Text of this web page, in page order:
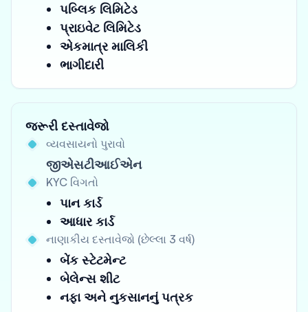
પબ્લિક લિમિટેડ
પ્રાઇવેટ લિમિટેડ
એકમાત્ર માલિકી
ભાગીદારી
જરૂરી દસ્તાવેજો
વ્યવસાયનો પુરાવો
જીએસટીઆઈએન
KYC વિગતો
પાન કાર્ડ
આધાર કાર્ડ
નાણાકીય દસ્તાવેજો (છેલ્લા 3 વર્ષ)
બેંક સ્ટેટમેન્ટ
બેલેન્સ શીટ
નફા અને નુકસાનનું પત્રક